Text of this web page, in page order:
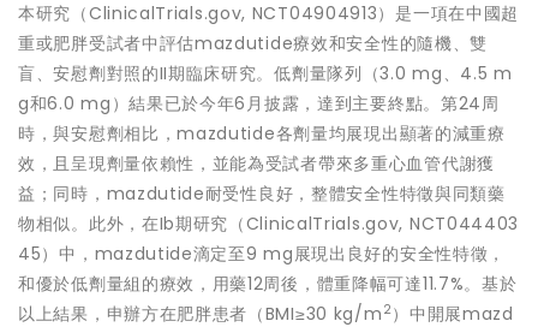
本研究（ClinicalTrials.gov, NCT04904913）是一項在中國超
重或肥胖受試者中評估mazdutide療效和安全性的隨機、雙
盲、安慰劑對照的II期臨床研究。低劑量隊列（3.0 mg、4.5 m
g和6.0 mg）結果已於今年6月披露，達到主要終點。第24周
時，與安慰劑相比，mazdutide各劑量均展現出顯著的減重療
效，且呈現劑量依賴性，並能為受試者帶來多重心血管代謝獲
益；同時，mazdutide耐受性良好，整體安全性特徵與同類藥
物相似。此外，在Ib期研究（ClinicalTrials.gov, NCT044403
45）中，mazdutide滴定至9 mg展現出良好的安全性特徵，
和優於低劑量組的療效，用藥12周後，體重降幅可達11.7%。基於
以上結果，申辦方在肥胖患者（BMI≥30 kg/m 2）中開展mazd